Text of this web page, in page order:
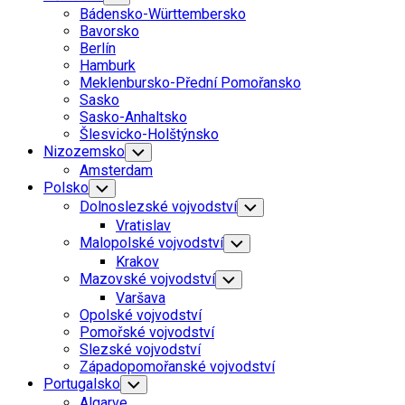
Child
Menu
Bádensko-Württembersko
Bavorsko
Berlín
Hamburk
Meklenbursko-Přední Pomořansko
Sasko
Sasko-Anhaltsko
Šlesvicko-Holštýnsko
Nizozemsko Toggle
Child
Menu
Amsterdam
Polsko Toggle
Child
Menu
Dolnoslezské vojvodství Toggle
Child
Menu
Vratislav
Malopolské vojvodství Toggle
Child
Menu
Krakov
Mazovské vojvodství Toggle
Child
Varšava
Opolské vojvodství
Pomořské vojvodství
Slezské vojvodství
Západopomořanské vojvodství
Portugalsko Toggle
Child